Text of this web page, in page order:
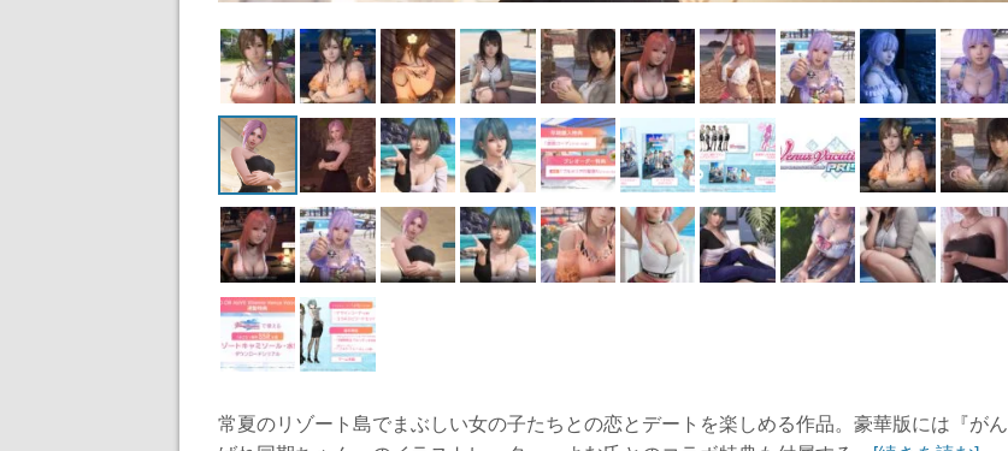
常夏のリゾート島でまぶしい女の子たちとの恋とデートを楽しめる作品。豪華版には『がん